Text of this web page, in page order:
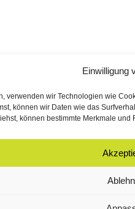
Einwilligung
verwenden wir Technologien wie
können wir Daten wie das
können bestimmte Merkmale